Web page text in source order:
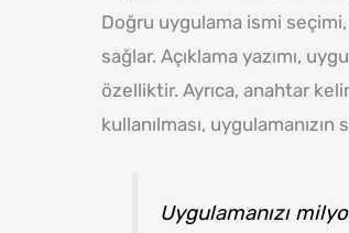
Doğru uygulama ismi seçimi,
sağlar. Açıklama yazımı,
özelliktir. Ayrıca, anahtar
kullanılması, uygulamanızın
Uygulamanızı